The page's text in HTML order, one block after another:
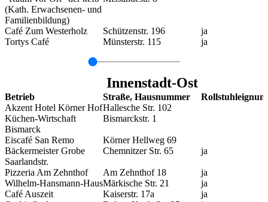
(Kath. Erwachsenen- und
Familienbildung)
Café Zum Westerholz Schützenstr. 196
ja
Tortys Café
Münsterstr. 115 ja
Innenstadt-Ost
Betrieb Straße, Hausnummer
Akzent Hotel Körner HofHallesche Str. 102
Küchen-Wirtschaft
Bismarck
Bismarckstr. 1
Eiscafé San Remo
Körner Hellweg 69
Bäckermeister Grobe
Saarlandstr.
Chemnitzer Str. 65 ja
Pizzeria Am Zehnthof Am Zehnthof 18
ja
Wilhelm-Hansmann-HausMärkische Str. 21
ja
Café Auszeit
Kaiserstr. 17a
ja